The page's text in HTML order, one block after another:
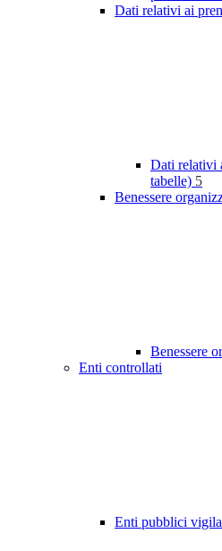
Dati relativi ai
Dati relativi
tabelle) 5
Benessere
Benessere
Enti controllati
Enti pubblici